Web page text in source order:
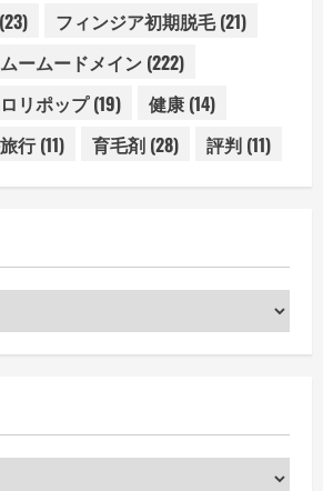
フィンジア初期脱毛(21)
ムームードメイン (222)
ロリポップ(19) 健康 (14)
行(11) 育毛剤 (28) 評判 (11)